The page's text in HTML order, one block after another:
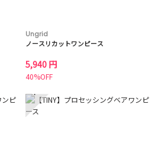
Ungrid
ノースリカットワンピース
5,940 円
40%OFF
4